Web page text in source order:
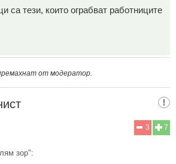
са тези, които ограбват работниците
от модератор.
7
3
зор":